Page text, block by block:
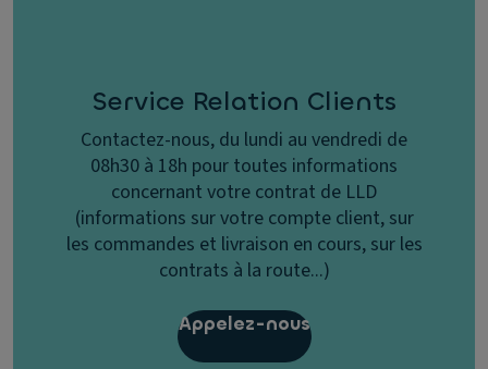
Service Relation Clients
Contactez-nous, du lundi au vendredi de
08h30 à 18h pour toutes informations
concernant votre contrat de LLD
(informations sur votre compte client, sur
les commandes et livraison en cours, sur les
contrats à la route...)
Appelez-nous